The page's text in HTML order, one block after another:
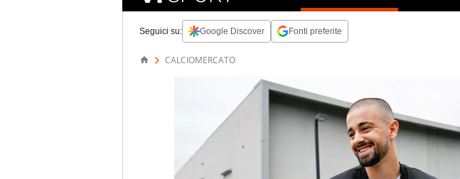
Seguici su: Google Discover Fonti preferite
CALCIOMERCATO